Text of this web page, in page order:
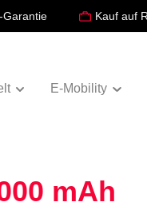
Garantie Kauf auf
E-Mobility
mAh